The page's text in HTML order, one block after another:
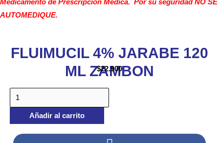
Medicamento de Prescripción Médica. Por su seguridad NO SE
AUTOMEDIQUE.
FLUIMUCIL 4% JARABE 120
ML ZAMBON
$22.900
Añadir al carrito